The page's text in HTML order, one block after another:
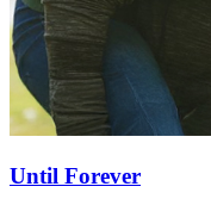
Until Forever